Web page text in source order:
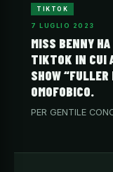
TIKTOK
7 LUGLIO 2023
MISS BENNY
TIKTOK IN CUI
SHOW
OMOFOBICO.
PER GENTILE